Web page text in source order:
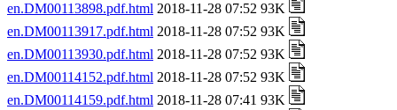
en.DM00113898.pdf.html 2018-11-28 07:52 93K
en.DM00113917.pdf.html 2018-11-28 07:52 93K
en.DM00113930.pdf.html 2018-11-28 07:52 93K
en.DM00114152.pdf.html 2018-11-28 07:52 93K
en.DM00114159.pdf.html 2018-11-28 07:41 93K